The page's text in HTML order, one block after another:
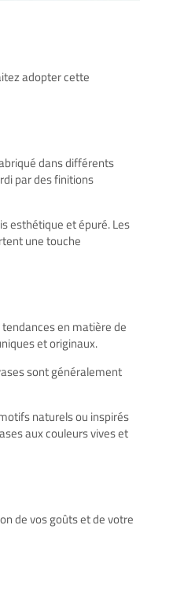
adopter cette
dans différents
par des finitions
esthétique et épuré. Les
une touche
en matière de
et originaux.
sont généralement
naturels ou inspirés
aux couleurs vives et
de vos goûts et de votre